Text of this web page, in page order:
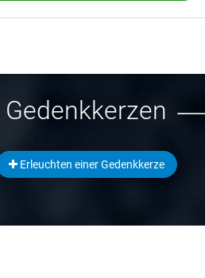
Gedenkkerzen
Erleuchten einer Gedenkkerze